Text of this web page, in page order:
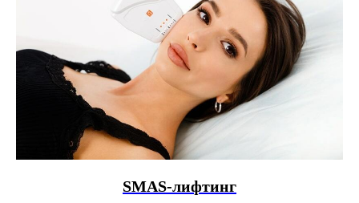
SMAS-лифтинг